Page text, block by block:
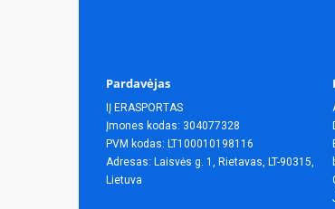
Pardavėjas
IĮ ERASPORTAS
Įmones kodas: 304077328
PVM kodas: LT100010198116
Adresas: Laisvės g. 1, Rietavas, LT-90315,
Lietuva